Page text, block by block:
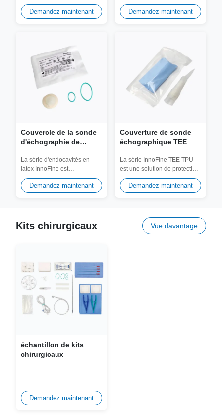
solution sans latex pour
l'imagerie...
Demandez maintenant
constituent une barrière
stérile haute...
Demandez maintenant
Couvercle de la sonde
d'échographie de
La série d'endocavités en
latex InnoFine est
spécialement conçue pour les
procédures...
Demandez maintenant
Couverture de sonde
échographique TEE
La série InnoFine TEE TPU
est une solution de protection
dédiée à
l'échocardiographie...
Demandez maintenant
Kits chirurgicaux Vue davantage
échantillon de kits
chirurgicaux
Demandez maintenant